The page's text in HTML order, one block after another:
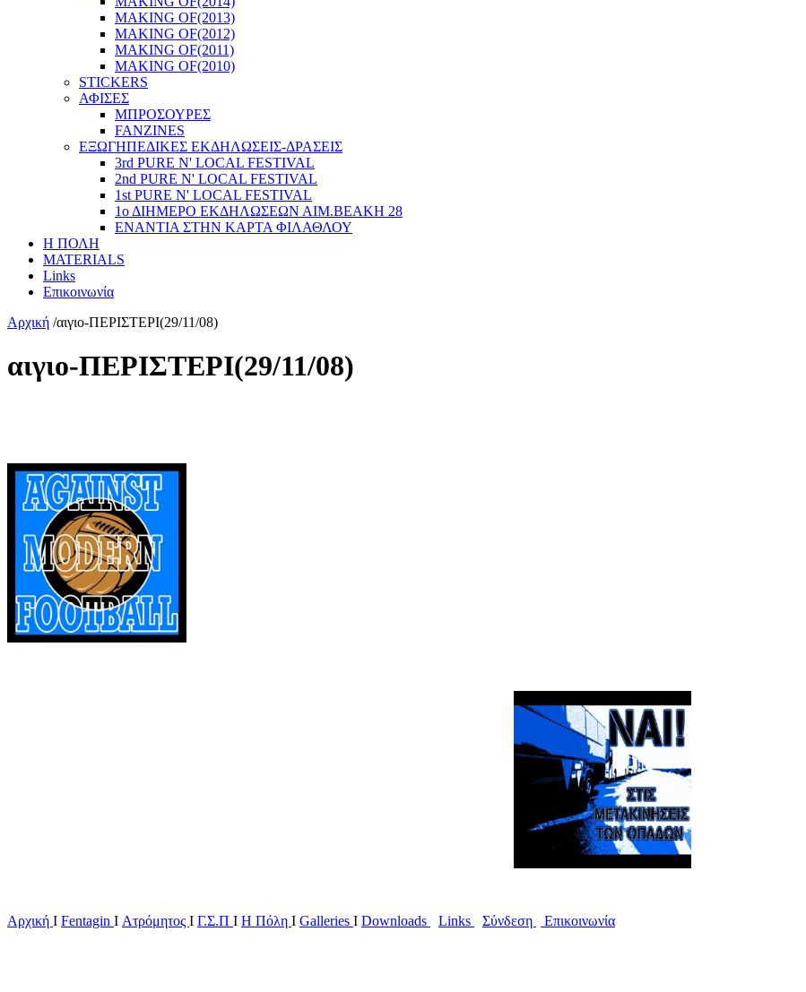
MAKING OF(2013)
MAKING OF(2012)
MAKING OF(2011)
MAKING OF(2010)
STICKERS
ΑΦΙΣΕΣ
ΜΠΡΟΣΟΥΡΕΣ
FANZINES
ΕΞΩΓΗΠΕΔΙΚΕΣ EΚΔΗΛΩΣΕΙΣ-ΔΡΑΣΕΙΣ
3rd PURE N' LOCAL FESTIVAL
2nd PURE N' LOCAL FESTIVAL
1st PURE N' LOCAL FESTIVAL
1ο ΔΙΗΜΕΡΟ ΕΚΔΗΛΩΣΕΩΝ ΑΙΜ.ΒΕΑΚΗ 28
ΕΝΑΝΤΙΑ ΣΤΗΝ ΚΑΡΤΑ ΦΙΛΑΘΛΟΥ
Η ΠΟΛΗ
MATERIALS
Links
Επικοινωνία
Αρχική /αιγιο-ΠΕΡΙΣΤΕΡΙ(29/11/08)
αιγιο-ΠΕΡΙΣΤΕΡΙ(29/11/08)
Αρχική Ι Fentagin I Ατρόμητος Ι Γ.Σ.Π Ι Η Πόλη Ι Galleries I Downloads Links Σύνδεση Επικοινωνία